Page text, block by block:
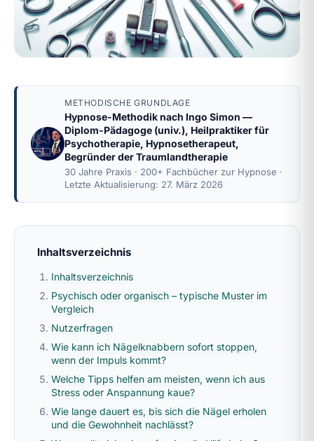
METHODISCHE GRUNDLAGE
Hypnose-Methodik nach Ingo Simon —
Diplom-Pädagoge (univ.), Heilpraktiker für
Psychotherapie, Hypnosetherapeut,
Begründer der Traumlandtherapie
30 Jahre Praxis · 200+ Fachbücher zur Hypnose ·
Letzte Aktualisierung: 27. März 2026
Inhaltsverzeichnis
Inhaltsverzeichnis
Psychisch oder organisch – typische Muster im
Vergleich
Nutzerfragen
Wie kann ich Nägelknabbern sofort stoppen,
wenn der Impuls kommt?
Welche Tipps helfen am meisten, wenn ich aus
Stress oder Anspannung kaue?
Wie lange dauert es, bis sich die Nägel erholen
und die Gewohnheit nachlässt?